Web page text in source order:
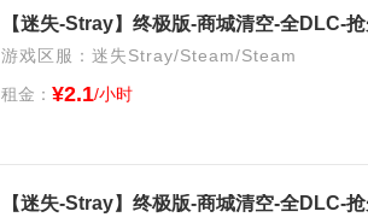
【迷失-Stray】终极版-商城清空-全DLC-
游戏区服：迷失Stray/Steam/Steam
租金： ¥2.1/小时
【迷失-Stray】终极版-商城清空-全DLC-